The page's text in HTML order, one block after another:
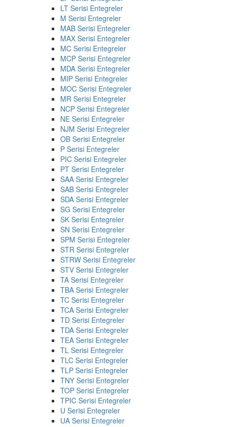
LT Serisi Entegreler
M Serisi Entegreler
MAB Serisi Entegreler
MAX Serisi Entegreler
MC Serisi Entegreler
MCP Serisi Entegreler
MDA Serisi Entegreler
MIP Serisi Entegreler
MOC Serisi Entegreler
MR Serisi Entegreler
NCP Serisi Entegreler
NE Serisi Entegreler
NJM Serisi Entegreler
OB Serisi Entegreler
P Serisi Entegreler
PIC Serisi Entegreler
PT Serisi Entegreler
SAA Serisi Entegreler
SAB Serisi Entegreler
SDA Serisi Entegreler
SG Serisi Entegreler
SK Serisi Entegreler
SN Serisi Entegreler
SPM Serisi Entegreler
STR Serisi Entegreler
STRW Serisi Entegreler
STV Serisi Entegreler
TA Serisi Entegreler
TBA Serisi Entegreler
TC Serisi Entegreler
TCA Serisi Entegreler
TD Serisi Entegreler
TDA Serisi Entegreler
TEA Serisi Entegreler
TL Serisi Entegreler
TLC Serisi Entegreler
TLP Serisi Entegreler
TNY Serisi Entegreler
TOP Serisi Entegreler
TPIC Serisi Entegreler
U Serisi Entegreler
UA Serisi Entegreler